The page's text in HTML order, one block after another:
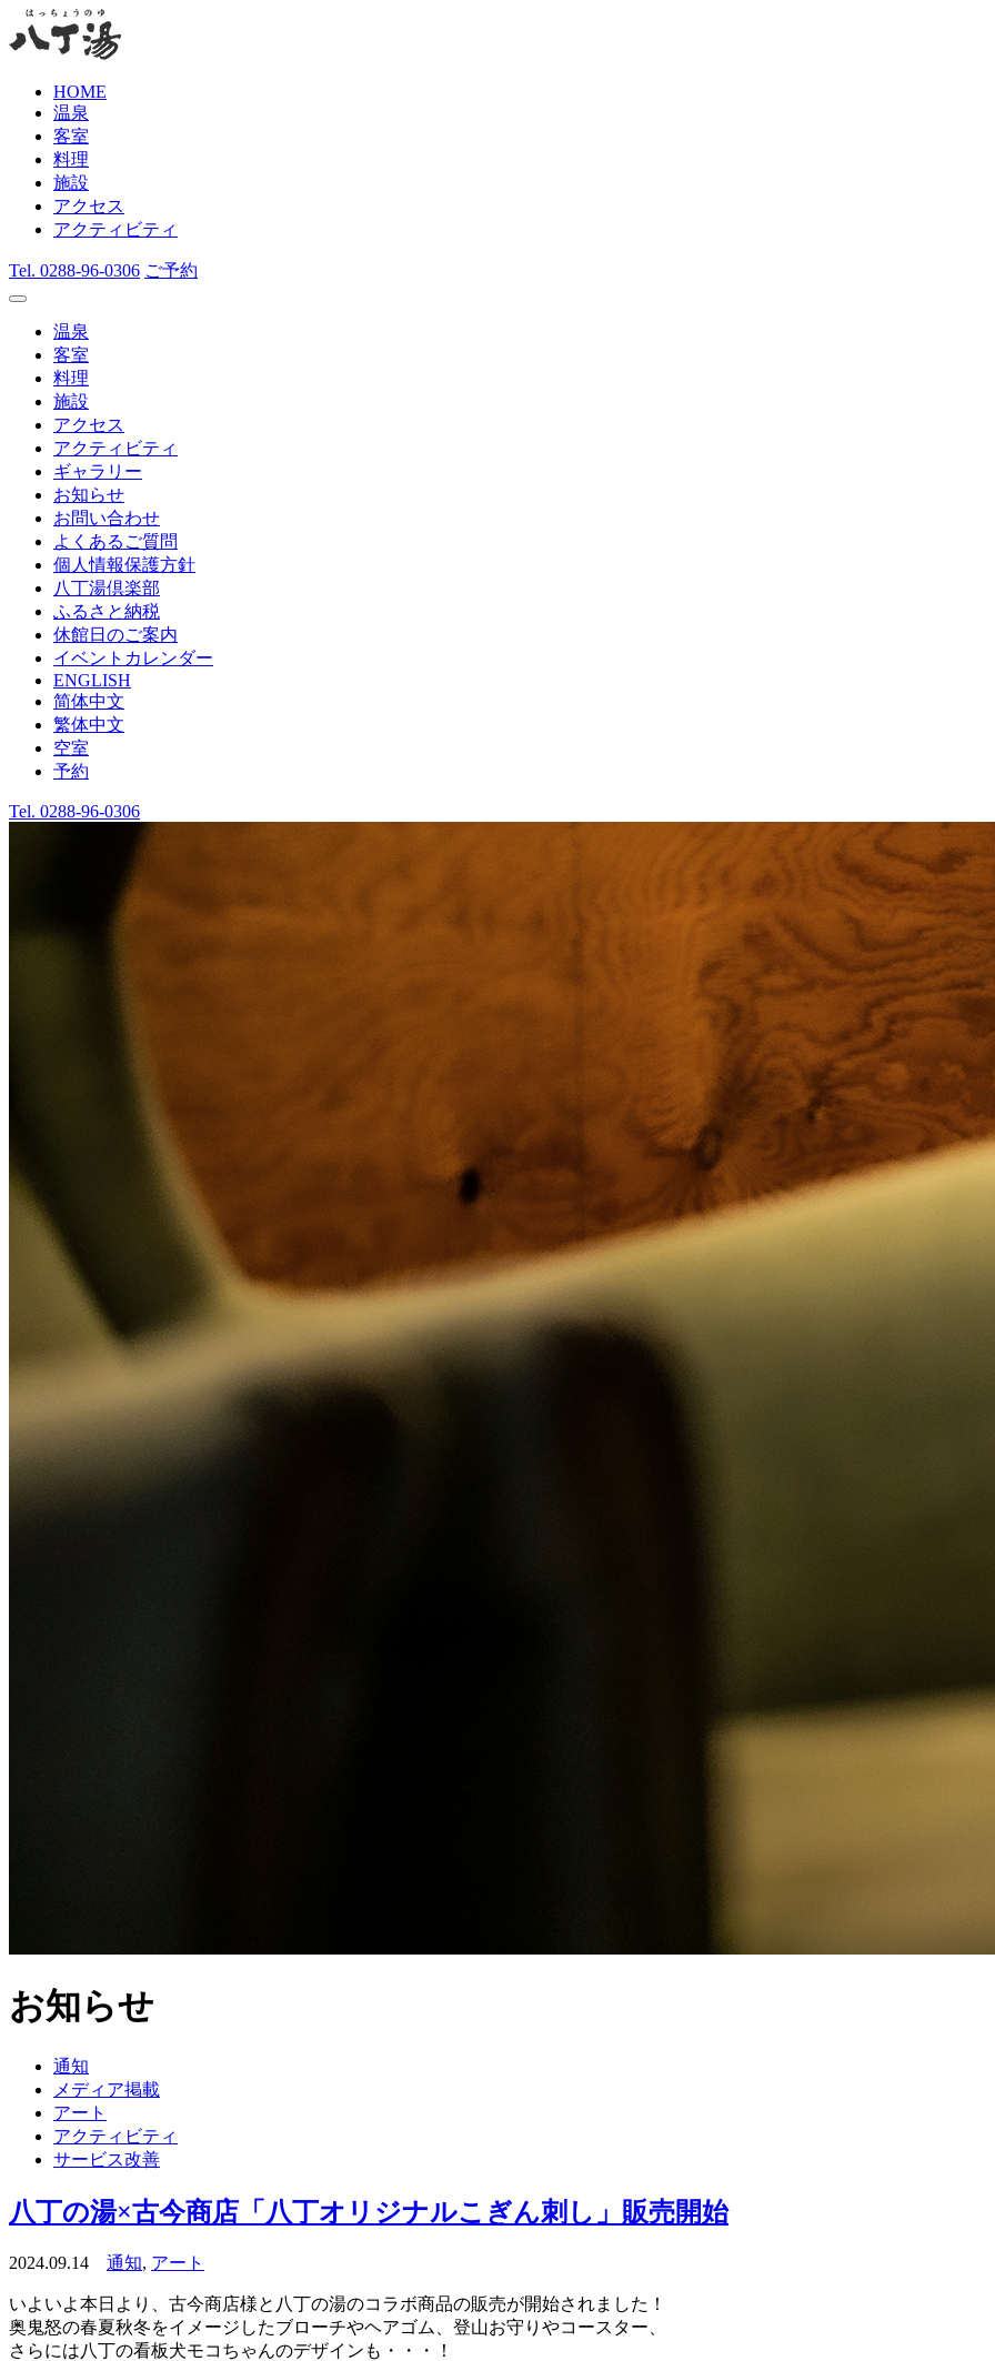
HOME
温泉
客室
料理
施設
アクセス
アクティビティ
Tel. 0288-96-0306 ご予約
温泉
客室
料理
施設
アクセス
アクティビティ
ギャラリー
お知らせ
お問い合わせ
よくあるご質問
個人情報保護方針
八丁湯倶楽部
ふるさと納税
休館日のご案内
イベントカレンダー
ENGLISH
简体中文
繁体中文
空室
予約
Tel. 0288-96-0306
お知らせ
通知
メディア掲載
アート
アクティビティ
サービス改善
八丁の湯×古今商店「八丁オリジナルこぎん刺し」販売開始
2024.09.14 通知, アート
いよいよ本日より、古今商店様と八丁の湯のコラボ商品の販売が開始されました！
奥鬼怒の春夏秋冬をイメージしたブローチやヘアゴム、登山お守りやコースター、
さらには八丁の看板犬モコちゃんのデザインも・・・！